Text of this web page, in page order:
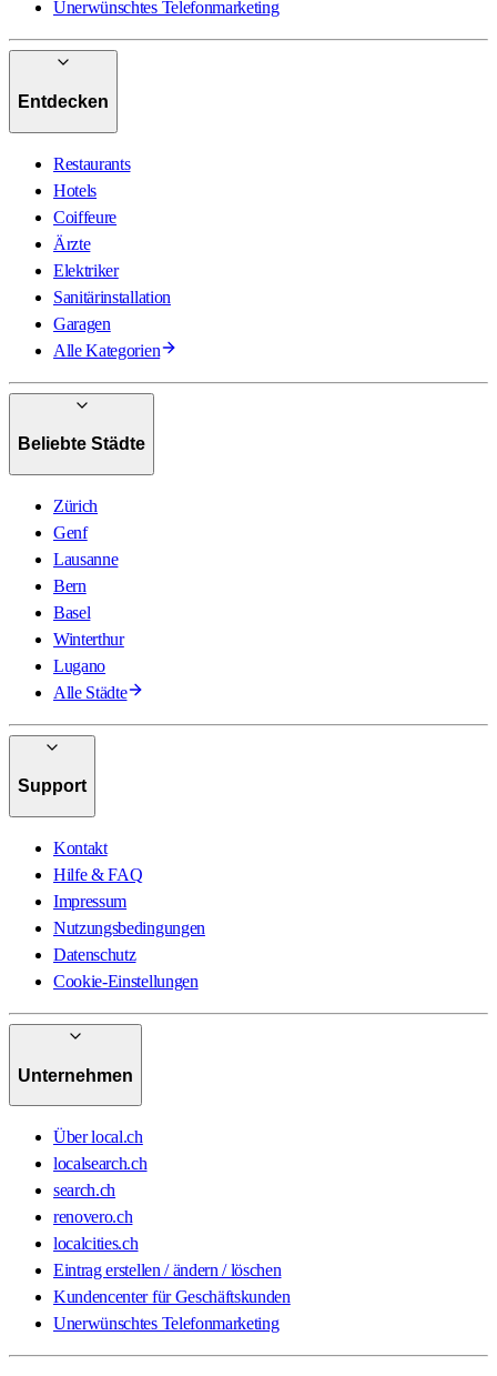
Unerwünschtes Telefonmarketing
Entdecken
Restaurants
Hotels
Coiffeure
Ärzte
Elektriker
Sanitärinstallation
Garagen
Alle Kategorien
Beliebte Städte
Zürich
Genf
Lausanne
Bern
Basel
Winterthur
Lugano
Alle Städte
Support
Kontakt
Hilfe & FAQ
Impressum
Nutzungsbedingungen
Datenschutz
Cookie-Einstellungen
Unternehmen
Über local.ch
localsearch.ch
search.ch
renovero.ch
localcities.ch
Eintrag erstellen / ändern / löschen
Kundencenter für Geschäftskunden
Unerwünschtes Telefonmarketing